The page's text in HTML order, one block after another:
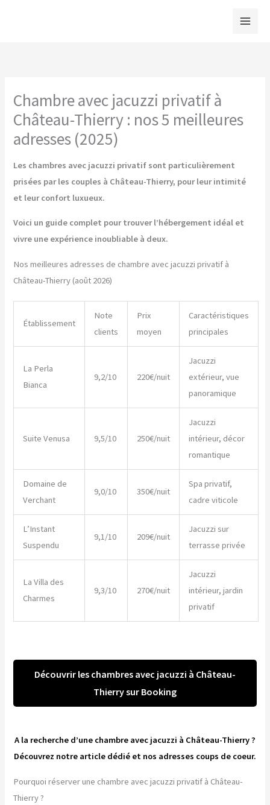
Chambre avec jacuzzi privatif à
Château-Thierry : nos 5 meilleures
adresses (2025)
Les chambres avec jacuzzi privatif sont particulièrement
prisées par les couples à Château-Thierry, pour leur intimité
et leur confort luxueux.
Voici un guide complet pour trouver l’hébergement idéal et
vivre une expérience inoubliable à deux.
Nos meilleures adresses de chambre avec jacuzzi privatif à
Château-Thierry (août 2026)
Établissement
Note
clients
Prix
moyen
Caractéristiques
principales
La Perla
Bianca
9,2/10 220€/nuit
Jacuzzi
extérieur, vue
panoramique
Suite Venusa 9,5/10 250€/nuit
Jacuzzi
intérieur, décor
romantique
Domaine de
Verchant
9,0/10 350€/nuit
Spa privatif,
cadre viticole
L’Instant
Suspendu
9,1/10 209€/nuit
Jacuzzi sur
terrasse privée
La Villa des
Charmes
9,3/10 270€/nuit
Jacuzzi
intérieur, jardin
privatif
Découvrir les chambres avec jacuzzi à Château-
Thierry sur Booking
A la recherche d’une chambre avec jacuzzi à Château-Thierry ?
Découvrez notre article dédié et nos adresses coups de coeur.
Pourquoi réserver une chambre avec jacuzzi privatif à Château-
Thierry ?